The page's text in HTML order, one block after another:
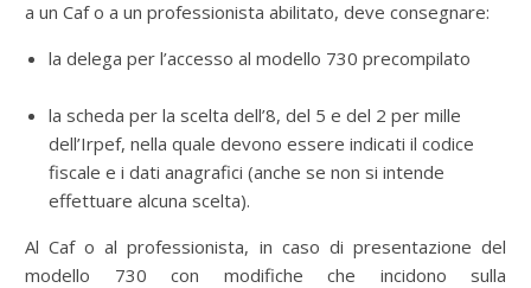
a un Caf o a un professionista abilitato, deve consegnare:
la delega per l’accesso al modello 730 precompilato
la scheda per la scelta dell’8, del 5 e del 2 per mille
dell’Irpef, nella quale devono essere indicati il codice
fiscale e i dati anagrafici (anche se non si intende
effettuare alcuna scelta).
Al Caf o al professionista, in caso di presentazione del
modello 730 con modifiche che incidono sulla